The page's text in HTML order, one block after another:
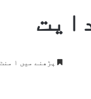
پڑھنے میں ۱ منٹ